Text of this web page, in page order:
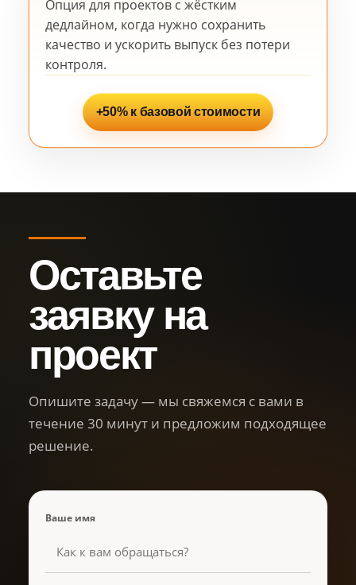
Опция для проектов с жёстким
дедлайном, когда нужно сохранить
качество и ускорить выпуск без потери
контроля.
+50% к базовой стоимости
Оставьте
заявку на
проект
Опишите задачу — мы свяжемся с вами в
течение 30 минут и предложим подходящее
решение.
Ваше имя